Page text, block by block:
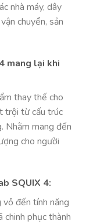
nhà máy, dây
chuyển, sản
mang lại khi
thay thế cho
trội từ cấu trúc
Nhằm mang đến
cho người
SQUIX 4:
đến tính năng
chinh phục thành